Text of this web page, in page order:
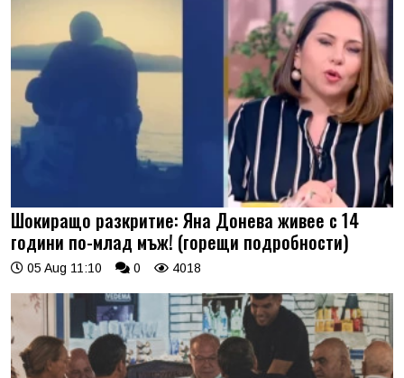
Шокиращо разкритие: Яна Донева живее с 14
години по-млад мъж! (горещи подробности)
05 Aug 11:10 0 4018